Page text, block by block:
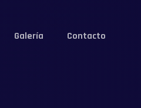
Galería Contacto